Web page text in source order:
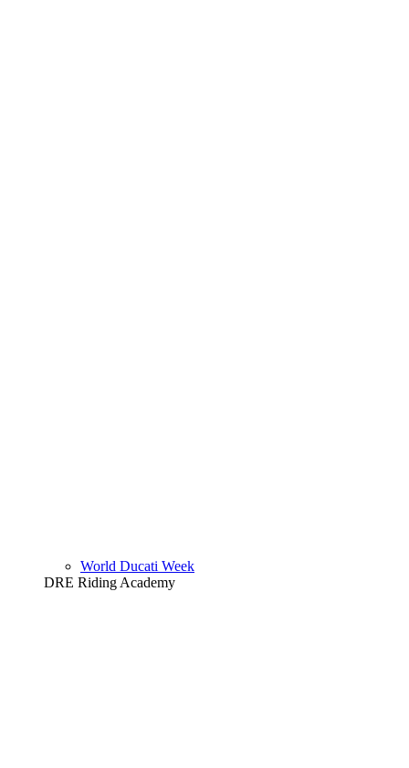
World Ducati Week
DRE Riding Academy